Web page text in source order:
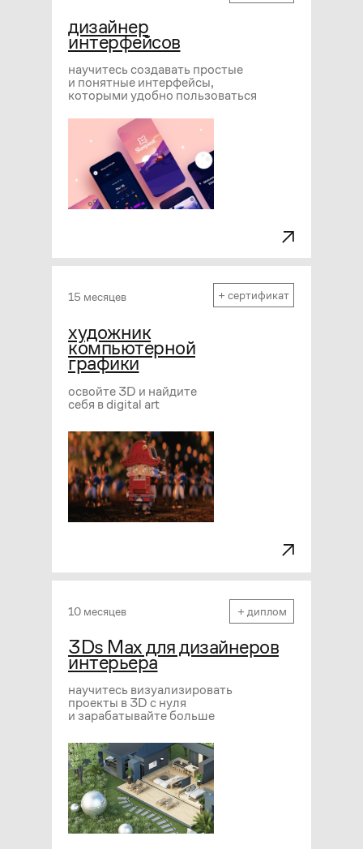
научитесь создавать простые
и понятные интерфейсы,
которыми удобно пользоваться
дизайнер
интерфейсов
освойте 3D и найдите
себя в digital art
художник
компьютерной
графики
15 месяцев + сертификат
10 месяцев + диплом
научитесь визуализировать
проекты в 3D с нуля
и зарабатывайте больше
3Ds Max для дизайнеров
интерьера